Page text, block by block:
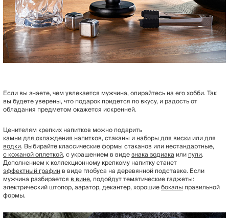
Если вы знаете, чем увлекается мужчина, опирайтесь на его хобби. Так
вы будете уверены, что подарок придется по вкусу, и радость от
обладания предметом окажется искренней.
Ценителям крепких напитков можно подарить
камни для охлаждения напитков, стаканы инаборы для вискиили для
водки. Выбирайте классические формы стаканов или нестандартные,
с кожаной оплеткой, с украшением в видезнака зодиакаилипули.
Дополнением к коллекционному крепкому напитку станет
эффектный графинв виде глобуса на деревянной подставке. Если
мужчина разбираетсяв вине, подойдут тематические гаджеты:
электрический штопор, аэратор, декантер, хорошиебокалыправильной
формы.